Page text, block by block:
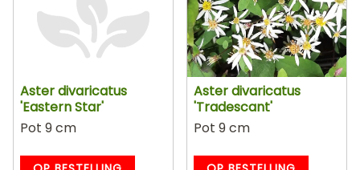
Aster divaricatus
'Eastern Star'
Pot 9 cm
Aster divaricatus
'Tradescant'
Pot 9 cm